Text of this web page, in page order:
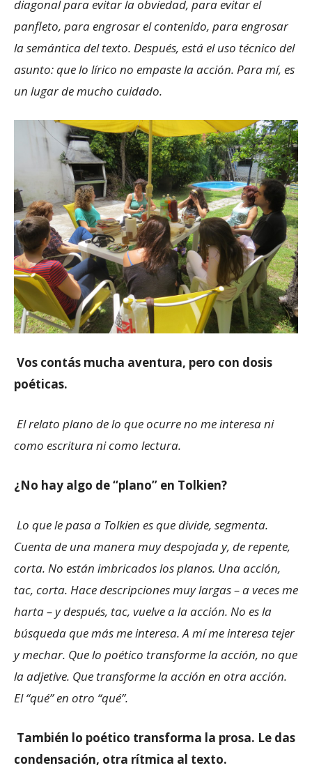
diagonal para evitar la obviedad, para evitar el
panfleto, para engrosar el contenido, para engrosar
la semántica del texto. Después, está el uso técnico del
asunto: que lo lírico no empaste la acción. Para mí, es
un lugar de mucho cuidado.
Vos contás mucha aventura, pero con dosis
poéticas.
El relato plano de lo que ocurre no me interesa ni
como escritura ni como lectura.
¿No hay algo de “plano” en Tolkien?
Lo que le pasa a Tolkien es que divide, segmenta.
Cuenta de una manera muy despojada y, de repente,
corta. No están imbricados los planos. Una acción,
tac, corta. Hace descripciones muy largas – a veces me
harta – y después, tac, vuelve a la acción. No es la
búsqueda que más me interesa. A mí me interesa tejer
y mechar. Que lo poético transforme la acción, no que
la adjetive. Que transforme la acción en otra acción.
El “qué” en otro “qué”.
También lo poético transforma la prosa. Le das
condensación, otra rítmica al texto.